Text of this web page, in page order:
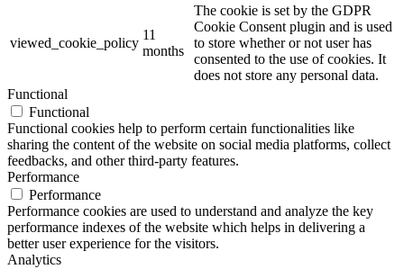
viewed_cookie_policy
11
months
The cookie is set by the GDPR
Cookie Consent plugin and is used
to store whether or not user has
consented to the use of cookies. It
does not store any personal data.
Functional
Functional
Functional cookies help to perform certain functionalities like
sharing the content of the website on social media platforms, collect
feedbacks, and other third-party features.
Performance
Performance
Performance cookies are used to understand and analyze the key
performance indexes of the website which helps in delivering a
better user experience for the visitors.
Analytics